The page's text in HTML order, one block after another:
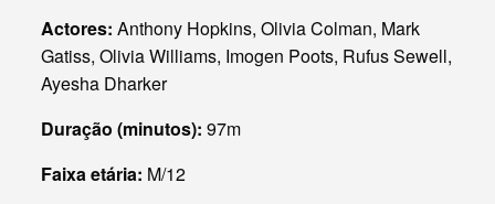
Actores: Anthony Hopkins, Olivia Colman, Mark
Gatiss, Olivia Williams, Imogen Poots, Rufus Sewell,
Ayesha Dharker
Duração (minutos): 97m
Faixa etária: M/12